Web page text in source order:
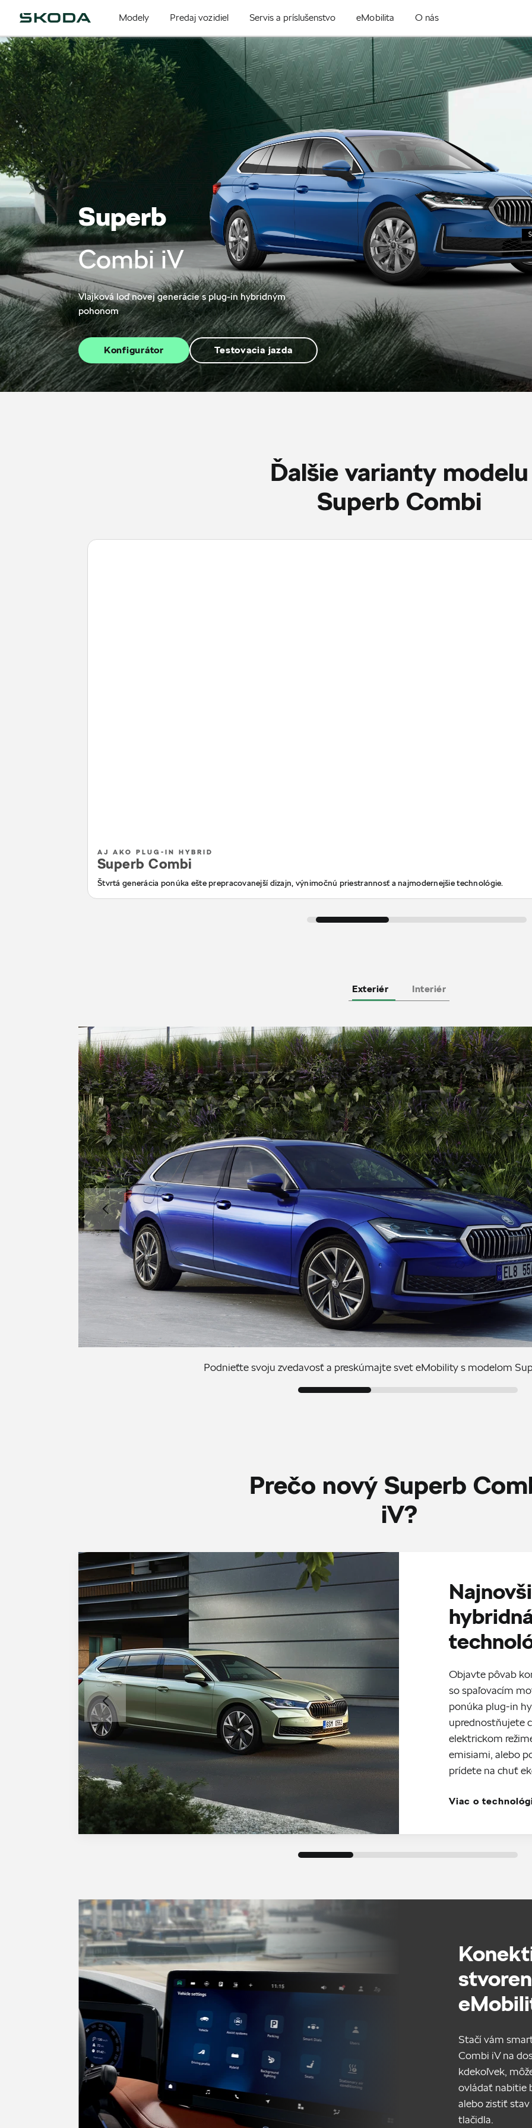
Modely Predaj vozidiel Servis a príslušenstvo eMobilita O nás
Superb
Combi iV
Vlajková loď novej generácie s plug-in hybridným
pohonom
Konfigurátor Testovacia jazda
Ďalšie varianty modelu
Superb Combi
AJ AKO PLUG-IN HYBRID
Superb Combi
Štvrtá generácia ponúka ešte prepracovanejší dizajn, výnimočnú priestrannosť a najmodernejšie technológie.
Exteriér Interiér
Podnieťte svoju zvedavosť a preskúmajte svet eMobility s modelom
Prečo nový Superb
iV?
Objavte pôvab
so spaľovacím
ponúka plug-in
uprednostňujete
elektrickom
emisiami, alebo
prídete na chuť
Viac o
Stačí vám
Combi iV na
kdekoľvek,
ovládať nabitie
alebo zistiť
tlačidla.